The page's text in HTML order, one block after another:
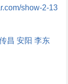
show-2-13
昌 安阳 李东